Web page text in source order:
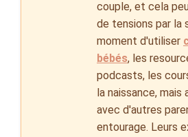
couple, et cela
de tensions par la
moment d'utiliser
bébés, les
podcasts, les
la naissance, mais
avec d'autres
entourage. Leurs